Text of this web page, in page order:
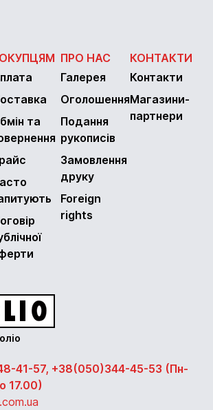
та
ПРО НАС
Галерея
Оголошення
Подання
рукописів
Замовлення
друку
Foreign
rights
КОНТАКТИ
Контакти
Магазини-
партнери
41-57, +38(050)344-45-53 (Пн-
17.00)